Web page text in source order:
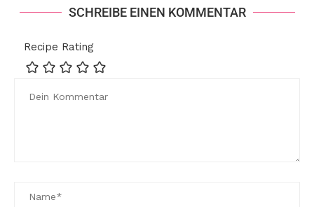
SCHREIBE EINEN KOMMENTAR
Recipe Rating